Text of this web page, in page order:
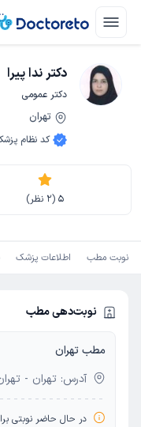
دکتر ندا پیرا
دکتر عمومی
تهران
کد نظام
5
(
2 نظر)
نوبت مطب اطلاعات پزشک
نوبت‌دهی مطب
مطب تهران
آدرس: تهران -
در حال حاضر نوبتی